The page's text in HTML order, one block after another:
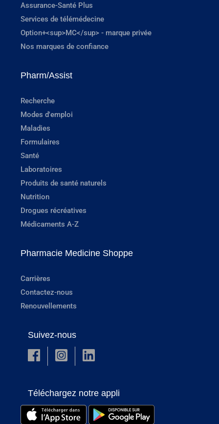
Assurance-Santé Plus
Services de télémédecine
Option+<sup>MC</sup> - marque privée
Nos marques de confiance
Pharm/Assist
Recherche
Modes d'emploi
Maladies
Formulaires
Santé
Laboratoires
Produits de santé naturels
Nutrition
Drogues récréatives
Médicaments A-Z
Pharmacie Medicine Shoppe
Carrières
Contactez-nous
Renouvellements
Suivez-nous
Téléchargez notre appli